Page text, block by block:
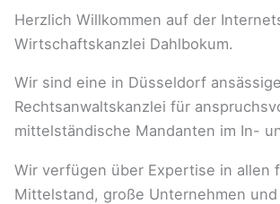
Herzlich Willkommen auf der
Wirtschaftskanzlei Dahlbokum.
Wir sind eine in Düsseldorf ansässige
Rechtsanwaltskanzlei für
mittelständische Mandanten im In-
Wir verfügen über Expertise in allen
Mittelstand, große Unternehmen